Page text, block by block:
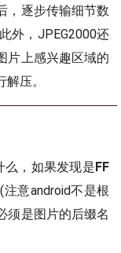
，逐步传输细节数
外，JPEG2000还
片上感兴趣区域的
压。
么，如果发现是FF
意android不是根
须是图片的后缀名